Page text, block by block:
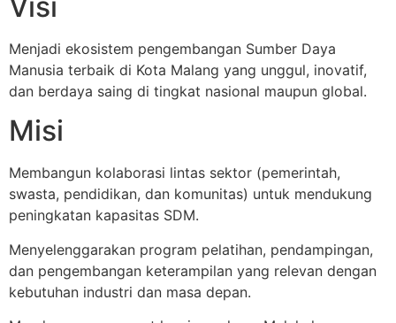
Menjadi ekosistem pengembangan Sumber Daya
Manusia terbaik di Kota Malang yang unggul, inovatif,
dan berdaya saing di tingkat nasional maupun global.
Misi
Membangun kolaborasi lintas sektor (pemerintah,
swasta, pendidikan, dan komunitas) untuk mendukung
peningkatan kapasitas SDM.
Menyelenggarakan program pelatihan, pendampingan,
dan pengembangan keterampilan yang relevan dengan
kebutuhan industri dan masa depan.